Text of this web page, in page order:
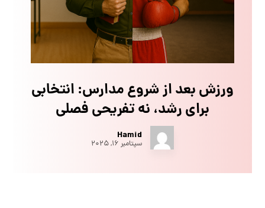
ورزش بعد از شروع مدارس: انتخابی
برای رشد، نه تفریحی فصلی
Hamid
سپتامبر ۱۶, ۲۰۲۵